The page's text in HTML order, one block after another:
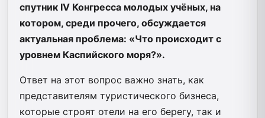
спутник IV Конгресса молодых учёных, на
котором, среди прочего, обсуждается
актуальная проблема: «Что происходит с
уровнем Каспийского моря?».
Ответ на этот вопрос важно знать, как
представителям туристического бизнеса,
которые строят отели на его берегу, так и